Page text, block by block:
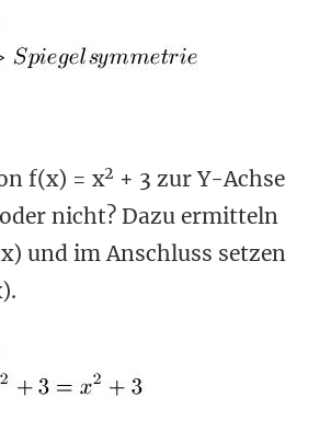
f(x) = x2 + 3 zur Y-Achse
nicht? Dazu ermitteln
und im Anschluss setzen